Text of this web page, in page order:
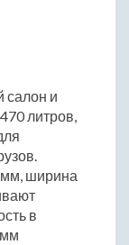
салон и
литров,
ширина
в